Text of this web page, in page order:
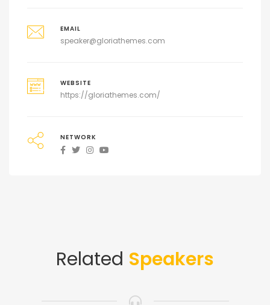
EMAIL
speaker@gloriathemes.com
WEBSITE
https://gloriathemes.com/
NETWORK
Related Speakers